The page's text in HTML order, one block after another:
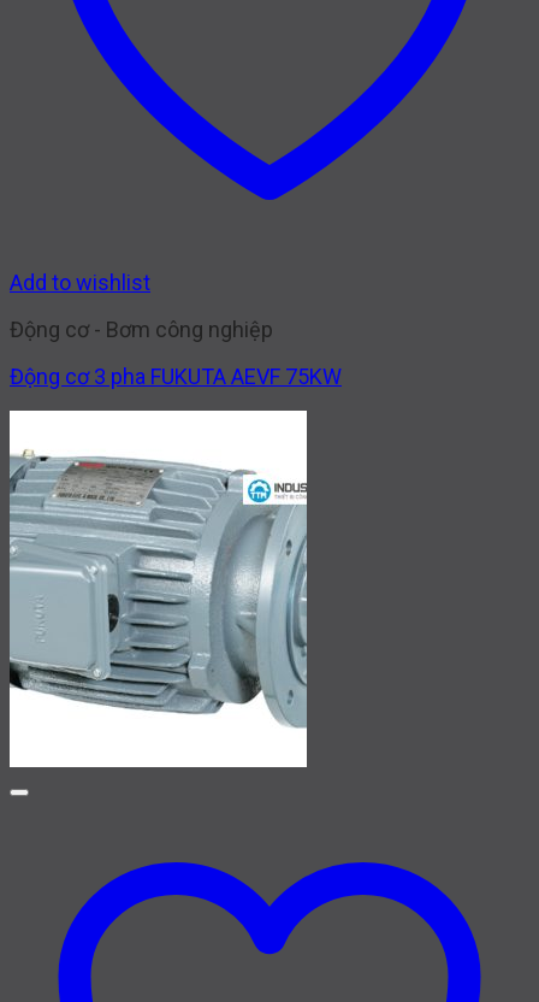
Add to wishlist
Động cơ - Bơm công nghiệp
Động cơ 3 pha FUKUTA AEVF 75KW